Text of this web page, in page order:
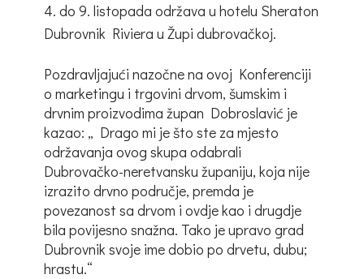
4. do 9. listopada održava u hotelu Sheraton
Dubrovnik Riviera u Župi dubrovačkoj.
Pozdravljajući nazočne na ovoj Konferenciji
o marketingu i trgovini drvom, šumskim i
drvnim proizvodima župan Dobroslavić je
kazao: „ Drago mi je što ste za mjesto
održavanja ovog skupa odabrali
Dubrovačko-neretvansku županiju, koja nije
izrazito drvno područje, premda je
povezanost sa drvom i ovdje kao i drugdje
bila povijesno snažna. Tako je upravo grad
Dubrovnik svoje ime dobio po drvetu, dubu;
hrastu.“